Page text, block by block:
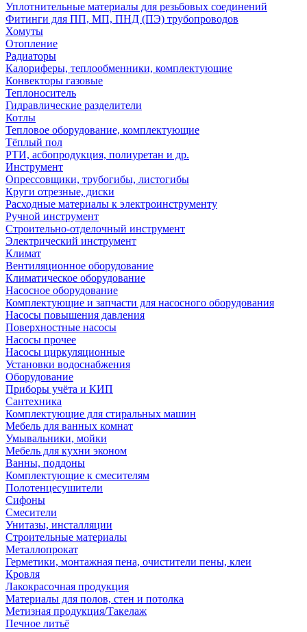
Уплотнительные материалы для резьбовых соединений
Фитинги для ПП, МП, ПНД (ПЭ) трубопроводов
Хомуты
Отопление
Радиаторы
Калориферы, теплообменники, комплектующие
Конвекторы газовые
Теплоноситель
Гидравлические разделители
Котлы
Тепловое оборудование, комплектующие
Тёплый пол
РТИ, асбопродукция, полиуретан и др.
Инструмент
Опрессовщики, трубогибы, листогибы
Круги отрезные, диски
Расходные материалы к электроинструменту
Ручной инструмент
Строительно-отделочный инструмент
Электрический инструмент
Климат
Вентиляционное оборудование
Климатическое оборудование
Насосное оборудование
Комплектующие и запчасти для насосного оборудования
Насосы повышения давления
Поверхностные насосы
Насосы прочее
Насосы циркуляционные
Установки водоснабжения
Оборудование
Приборы учёта и КИП
Сантехника
Комплектующие для стиральных машин
Мебель для ванных комнат
Умывальники, мойки
Мебель для кухни эконом
Ванны, поддоны
Комплектующие к смесителям
Полотенцесушители
Сифоны
Смесители
Унитазы, инсталляции
Строительные материалы
Металлопрокат
Герметики, монтажная пена, очистители пены, клеи
Кровля
Лакокрасочная продукция
Материалы для полов, стен и потолка
Метизная продукция/Такелаж
Печное литьё